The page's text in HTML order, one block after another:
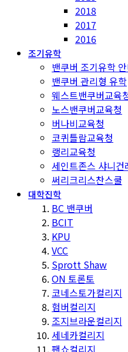
2018
2017
2016
조기유학
밴쿠버 조기유학
밴쿠버 관리형 유학
웨스트밴쿠버교육
노스밴쿠버교육청
버나비교육청
코퀴틀람교육청
랭리교육청
세인트존스 샤니건
써리크리스찬스쿨
대학진학
BC 밴쿠버
BCIT
KPU
VCC
Sprott Shaw
ON 토론토
코네스토가컬리지
험버컬리지
조지브라운컬리지
세네카컬리지